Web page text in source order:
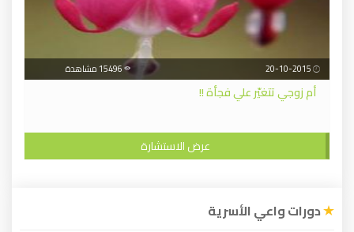
أم زوجي تتغيّر علي فجأة !!
عرض الاستشارة
دورات واعي الأسرية